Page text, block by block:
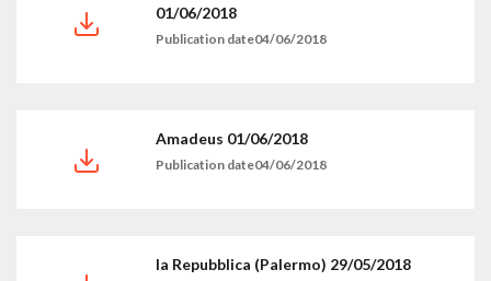
01/06/2018
Publication date04/06/2018
Amadeus 01/06/2018
Publication date04/06/2018
la Repubblica (Palermo) 29/05/2018